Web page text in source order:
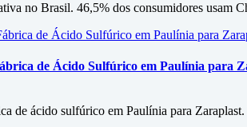
no Brasil. 46,5% dos consumidores usam
de Ácido Sulfúrico em Paulínia para
de ácido sulfúrico em Paulínia para